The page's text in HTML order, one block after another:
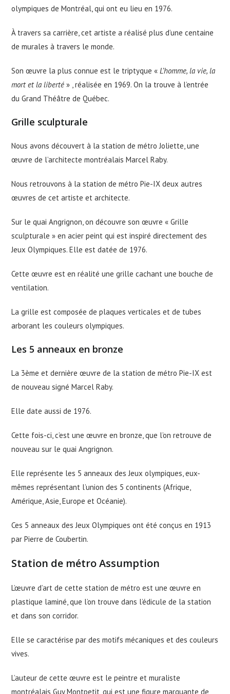
olympiques de Montréal, qui ont eu lieu en 1976.
À travers sa carrière, cet artiste a réalisé plus d’une centaine
de murales à travers le monde.
Son œuvre la plus connue est le triptyque «L’homme, la vie, la
mort et la liberté » , réalisée en 1969. On la trouve à l’entrée
du Grand Théâtre de Québec.
Grille sculpturale
Nous avons découvert à la station de métro Joliette, une
œuvre de l’architecte montréalais Marcel Raby.
Nous retrouvons à la station de métro Pie-IX deux autres
œuvres de cet artiste et architecte.
Sur le quai Angrignon, on découvre son œuvre « Grille
sculpturale » en acier peint qui est inspiré directement des
Jeux Olympiques. Elle est datée de 1976.
Cette œuvre est en réalité une grille cachant une bouche de
ventilation.
La grille est composée de plaques verticales et de tubes
arborant les couleurs olympiques.
Les 5 anneaux en bronze
La 3ème et dernière œuvre de la station de métro Pie-IX est
de nouveau signé Marcel Raby.
Elle date aussi de 1976.
Cette fois-ci, c’est une œuvre en bronze, que l’on retrouve de
nouveau sur le quai Angrignon.
Elle représente les 5 anneaux des Jeux olympiques, eux-
mêmes représentant l’union des 5 continents (Afrique,
Amérique, Asie, Europe et Océanie).
Ces 5 anneaux des Jeux Olympiques ont été conçus en 1913
par Pierre de Coubertin.
Station de métro Assumption
L’œuvre d’art de cette station de métro est une œuvre en
plastique laminé, que l’on trouve dans l’édicule de la station
et dans son corridor.
Elle se caractérise par des motifs mécaniques et des couleurs
vives.
L’auteur de cette œuvre est le peintre et muraliste
montréalais Guy Montpetit, qui est une figure marquante de